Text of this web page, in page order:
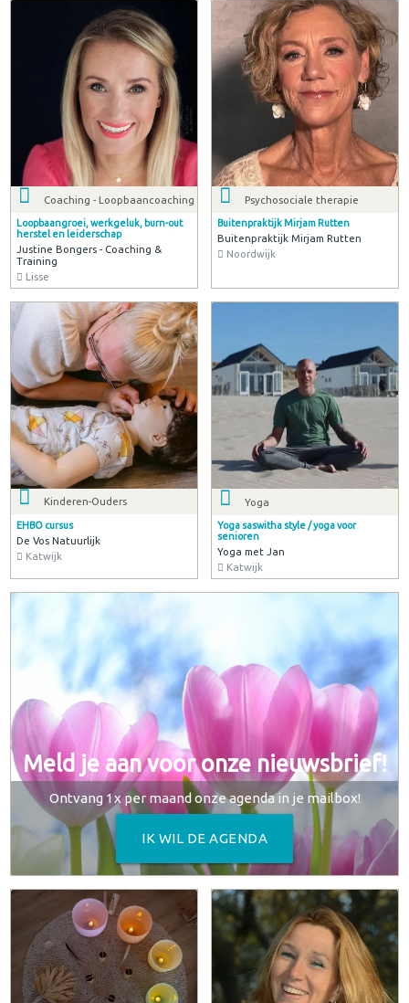
Coaching - Loopbaancoaching
Loopbaangroei, werkgeluk, burn-out
herstel en leiderschap
Justine Bongers - Coaching &
Training
Lisse
Psychosociale therapie
Buitenpraktijk Mirjam Rutten
Buitenpraktijk Mirjam Rutten
Noordwijk
Kinderen-Ouders
EHBO cursus
De Vos Natuurlijk
Katwijk
Yoga
Yoga saswitha style / yoga voor
senioren
Yoga met Jan
Katwijk
Meld je aan voor onze nieuwsbrief!
Ontvang 1x per maand onze agenda in je mailbox!
IK WIL DE AGENDA